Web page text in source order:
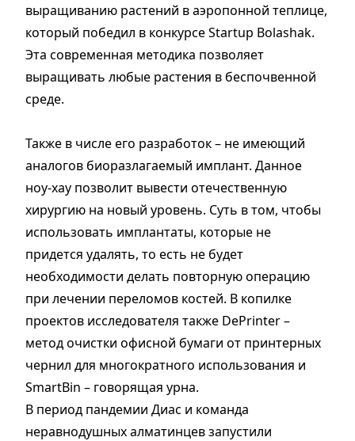
выращиванию растений в аэропонной теплице,
который победил в конкурсе Startup Bolashak.
Эта современная методика позволяет
выращивать любые растения в беспочвенной
среде.
Также в числе его разработок – не имеющий
аналогов биоразлагаемый имплант. Данное
ноу-хау позволит вывести отечественную
хирургию на новый уровень. Суть в том, чтобы
использовать имплантаты, которые не
придется удалять, то есть не будет
необходимости делать повторную операцию
при лечении переломов костей. В копилке
проектов исследователя также DePrinter –
метод очистки офисной бумаги от принтерных
чернил для многократного использования и
SmartBin – говорящая урна.
В период пандемии Диас и команда
неравнодушных алматинцев запустили